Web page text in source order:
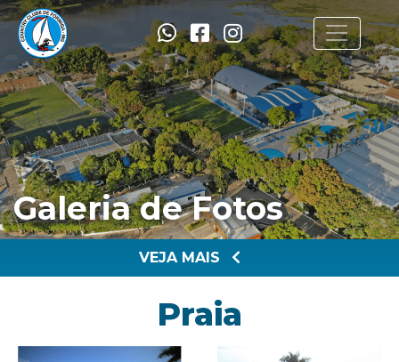
Galeria de Fotos
VEJA MAIS
Praia